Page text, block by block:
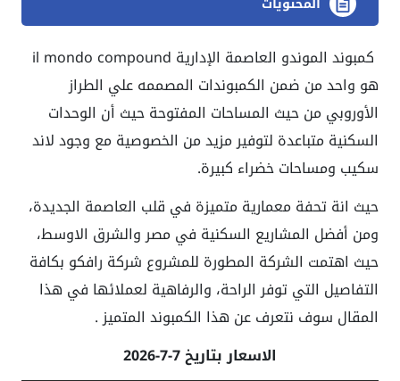
كمبوند الموندو العاصمة الإدارية il mondo compound
هو واحد من ضمن الكمبوندات المصممه علي الطراز
الأوروبي من حيث المساحات المفتوحة حيث أن الوحدات
السكنية متباعدة لتوفير مزيد من الخصوصية مع وجود لاند
سكيب ومساحات خضراء كبيرة.
حيث انة تحفة معمارية متميزة في قلب العاصمة الجديدة،
ومن أفضل المشاريع السكنية في مصر والشرق الاوسط،
حيث اهتمت الشركة المطورة للمشروع شركة رافكو بكافة
التفاصيل التي توفر الراحة، والرفاهية لعملائها في هذا
المقال سوف نتعرف عن هذا الكمبوند المتميز .
الاسعار بتاريخ 7-7-2026